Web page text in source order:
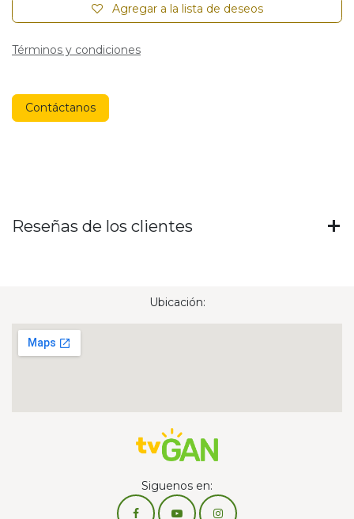
Agregar a la lista de deseos
Términos y condiciones
Contáctanos
Reseñas de los clientes
Ubicación:
Siguenos en: